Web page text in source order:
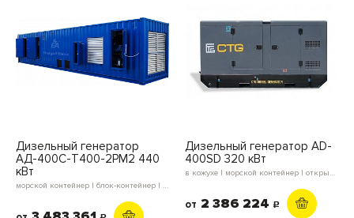
Дизельный генератор
АД-400С-Т400-2РМ2 440
кВт
Дизельный генератор AD-
400SD 320 кВт
от 2 386 224 c